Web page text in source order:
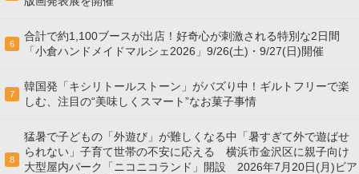
6
合計で約1,100ブースが出店！好奇心が刺激される特別な2日間
「小倉ハンドメイドマルシェ2026」9/26(土)・9/27(日)開催
7
韓国発「キシリトールストーン」がバズり中！ギルトフリーで楽
しむ、注目の“美味しくスマート”なお菓子事情
8
猛暑で子どもの「外遊び」が難しくなる中「暑すぎて外で遊ばせ
られない」子育て世帯の不安に応える 横浜市金沢区に親子向け
大型屋内パーク「ニコニコランド」開設 2026年7月20日(月)ビア